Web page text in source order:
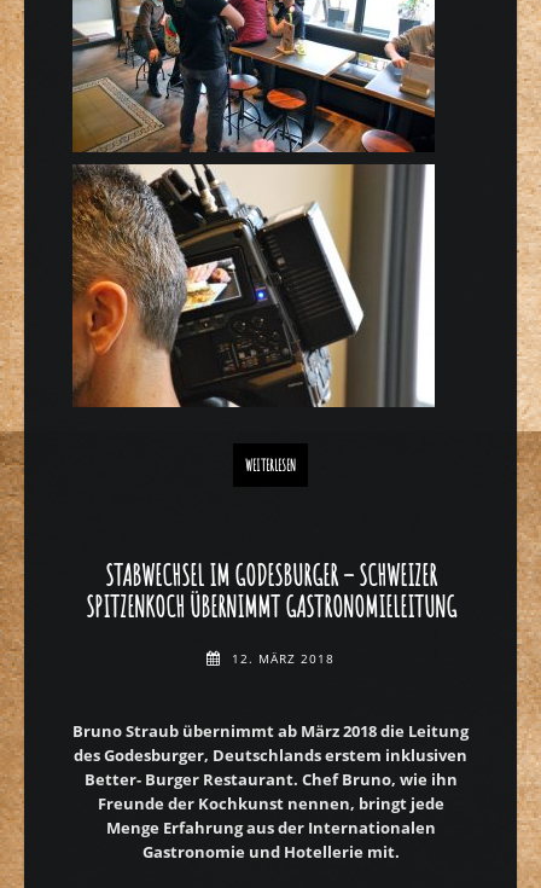
WEITERLESENWDR LOKALZEIT BONN ZU GAST IM GODESBURGER
STABWECHSEL IM GODESBURGER – SCHWEIZER
SPITZENKOCH ÜBERNIMMT GASTRONOMIELEITUNG
12. MÄRZ 2018
Bruno Straub übernimmt ab März 2018 die Leitung
des Godesburger, Deutschlands erstem inklusiven
Better- Burger Restaurant. Chef Bruno, wie ihn
Freunde der Kochkunst nennen, bringt jede
Menge Erfahrung aus der Internationalen
Gastronomie und Hotellerie mit.